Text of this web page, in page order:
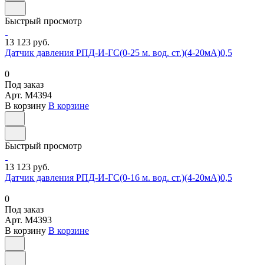
Быстрый просмотр
13 123 руб.
Датчик давления РПД-И-ГС(0-25 м. вод. ст.)(4-20мА)0,5
0
Под заказ
Арт. M4394
В корзину В корзине
Быстрый просмотр
13 123 руб.
Датчик давления РПД-И-ГС(0-16 м. вод. ст.)(4-20мА)0,5
0
Под заказ
Арт. M4393
В корзину В корзине